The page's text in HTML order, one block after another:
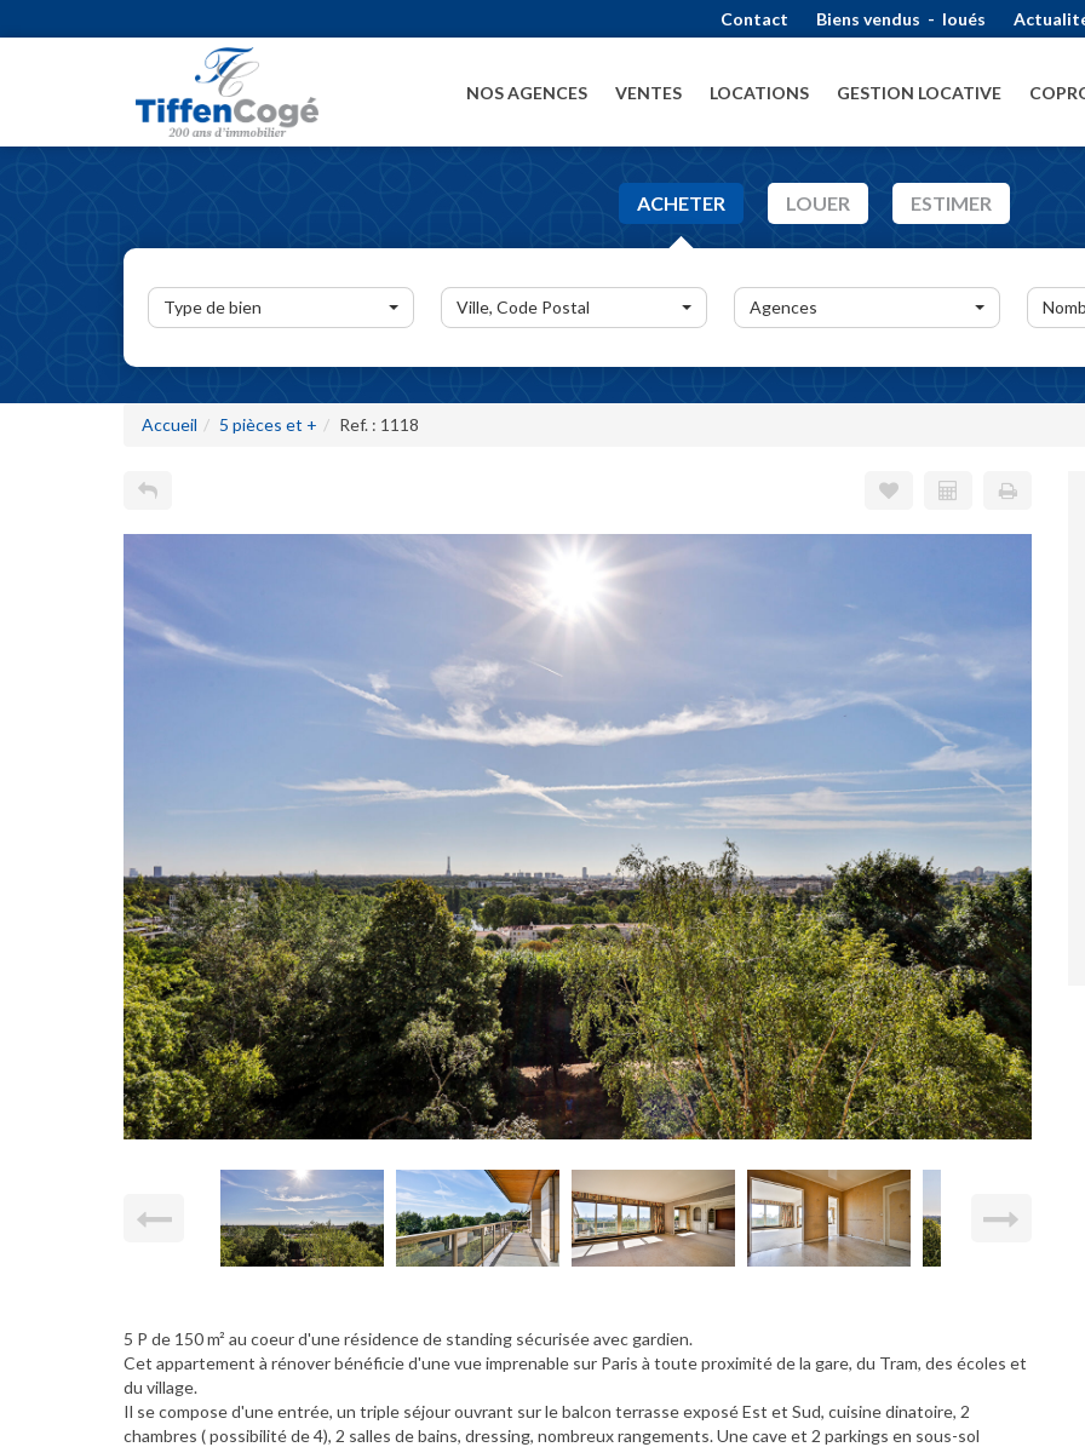
Contact Biens vendus - loués
NOS AGENCES VENTES LOCATIONS GESTION LOCATIVE
ACHETER LOUER ESTIMER
Type de bien Ville, Code Postal Agences
Accueil 5 pièces et + Ref. : 1118
5 P de 150 m² au coeur d'une résidence de standing sécurisée avec gardien.
Cet appartement à rénover bénéficie d'une vue imprenable sur Paris à toute proximité de la gare, du Tram, des écoles et
du village.
Il se compose d'une entrée, un triple séjour ouvrant sur le balcon terrasse exposé Est et Sud, cuisine dinatoire, 2
chambres ( possibilité de 4), 2 salles de bains, dressing, nombreux rangements. Une cave et 2 parkings en sous-sol